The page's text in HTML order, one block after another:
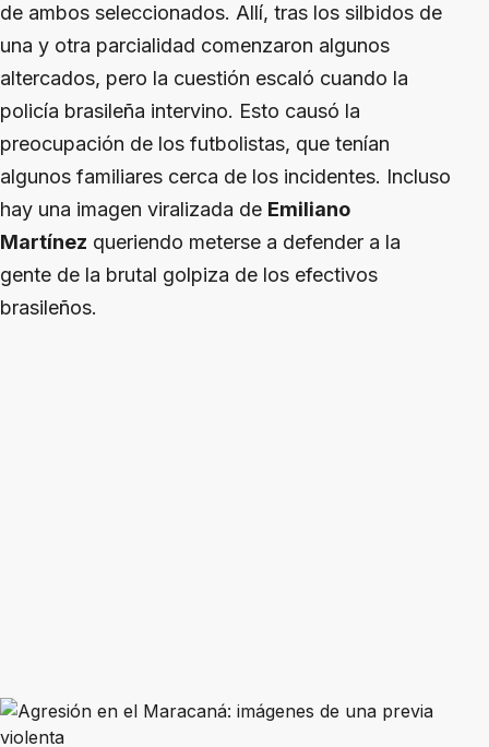
de ambos seleccionados. Allí, tras los silbidos de
una y otra parcialidad comenzaron algunos
altercados, pero la cuestión escaló cuando la
policía brasileña intervino. Esto causó la
preocupación de los futbolistas, que tenían
algunos familiares cerca de los incidentes. Incluso
hay una imagen viralizada de Emiliano
Martínez queriendo meterse a defender a la
gente de la brutal golpiza de los efectivos
brasileños.